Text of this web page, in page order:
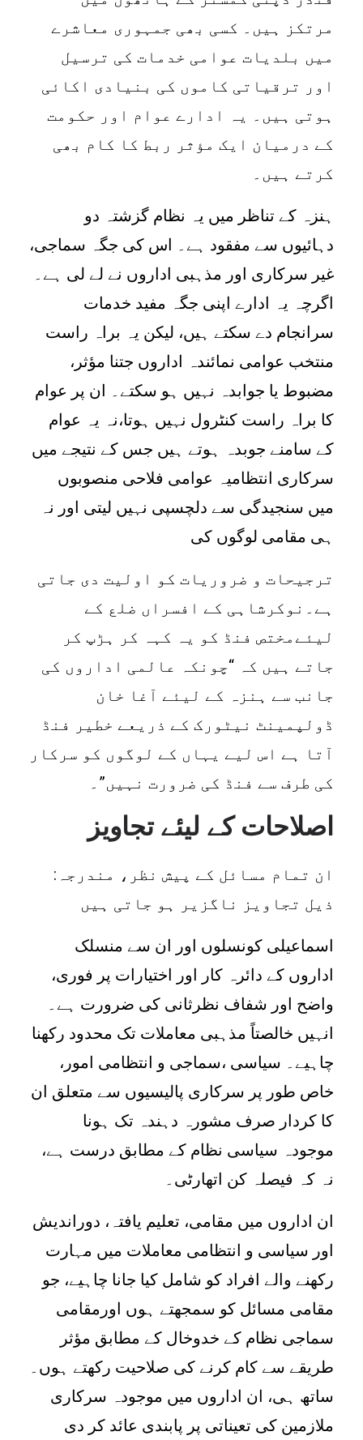
مرتکز ہیں۔ کسی بھی جمہوری معاشرے
میں بلدیات عوامی خدمات کی ترسیل
اور ترقیاتی کاموں کی بنیادی اکائی
ہوتی ہیں۔ یہ ادارے عوام اور حکومت
کے درمیان ایک مؤثر ربط کا کام بھی
کرتے ہیں۔
ہنزہ کے تناظر میں یہ نظام گزشتہ دو
دہائیوں سے مفقود ہے۔ اس کی جگہ سماجی،
غیر سرکاری اور مذہبی اداروں نے لے لی ہے۔
اگرچہ یہ ادارے اپنی جگہ مفید خدمات
سرانجام دے سکتے ہیں، لیکن یہ براہ راست
منتخب عوامی نمائندہ اداروں جتنا مؤثر،
مضبوط یا جوابدہ نہیں ہو سکتے۔ ان پر عوام
کا براہ راست کنٹرول نہیں ہوتا،نہ یہ عوام
کے سامنے جوبدہ ہوتے ہیں جس کے نتیجے میں
سرکاری انتظامیہ عوامی فلاحی منصوبوں
میں سنجیدگی سے دلچسپی نہیں لیتی اور نہ
ہی مقامی لوگوں کی
ترجیحات و ضروریات کو اولیت دی جاتی
ہے۔نوکرشاہی کے افسراں ضلع کے
لیئےمختص فنڈ کو یہ کہہ کر ہڑپ کر
جاتے ہیں کہ “چونکہ عالمی اداروں کی
جانب سے ہنزہ کے لیئے آغا خان
ڈولپمینٹ نیٹورک کے ذریعے خطیر فنڈ
آتا ہے اس لیے یہاں کے لوگوں کو سرکار
کی طرف سے فنڈ کی ضرورت نہیں”۔
اصلاحات کے لیئے تجاویز
:ان تمام مسائل کے پیش نظر، مندرجہ
ذیل تجاویز ناگزیر ہو جاتی ہیں
اسماعیلی کونسلوں اور ان سے منسلک
اداروں کے دائرہ کار اور اختیارات پر فوری،
واضح اور شفاف نظرثانی کی ضرورت ہے۔
انہیں خالصتاً مذہبی معاملات تک محدود رکھنا
چاہیے۔ سیاسی ،سماجی و انتظامی امور،
خاص طور پر سرکاری پالیسیوں سے متعلق ان
کا کردار صرف مشورہ دہندہ تک ہونا
موجودہ سیاسی نظام کے مطابق درست ہے،
نہ کہ فیصلہ کن اتھارٹی۔
ان اداروں میں مقامی، تعلیم یافتہ، دوراندیش
اور سیاسی و انتظامی معاملات میں مہارت
رکھنے والے افراد کو شامل کیا جانا چاہیے، جو
مقامی مسائل کو سمجھتے ہوں اورمقامی
سماجی نظام کے خدوخال کے مطابق مؤثر
طریقے سے کام کرنے کی صلاحیت رکھتے ہوں۔
ساتھ ہی، ان اداروں میں موجودہ سرکاری
ملازمین کی تعیناتی پر پابندی عائد کر دی